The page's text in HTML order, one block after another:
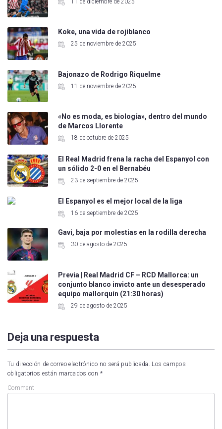
Koke, una vida de rojiblanco
25 de noviembre de 2025
Bajonazo de Rodrigo Riquelme
11 de noviembre de 2025
«No es moda, es biología», dentro del mundo
de Marcos Llorente
18 de octubre de 2025
El Real Madrid frena la racha del Espanyol con
un sólido 2-0 en el Bernabéu
23 de septiembre de 2025
El Espanyol es el mejor local de la liga
16 de septiembre de 2025
Gavi, baja por molestias en la rodilla derecha
30 de agosto de 2025
Previa | Real Madrid CF – RCD Mallorca: un
conjunto blanco invicto ante un desesperado
equipo mallorquín (21:30 horas)
29 de agosto de 2025
Deja una respuesta
Tu dirección de correo electrónico no será publicada. Los campos
obligatorios están marcados con *
Comment